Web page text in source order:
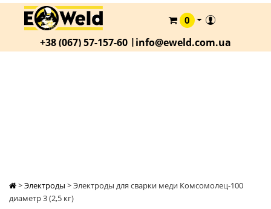
КАТАЛОГ
О
0
+38 (067) 57-157-60 |info@eweld.com.ua
>Электроды >Электроды для сварки меди Комсомолец-100
диаметр 3 (2,5 кг)